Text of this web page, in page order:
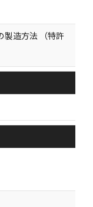
製造方法 （特許